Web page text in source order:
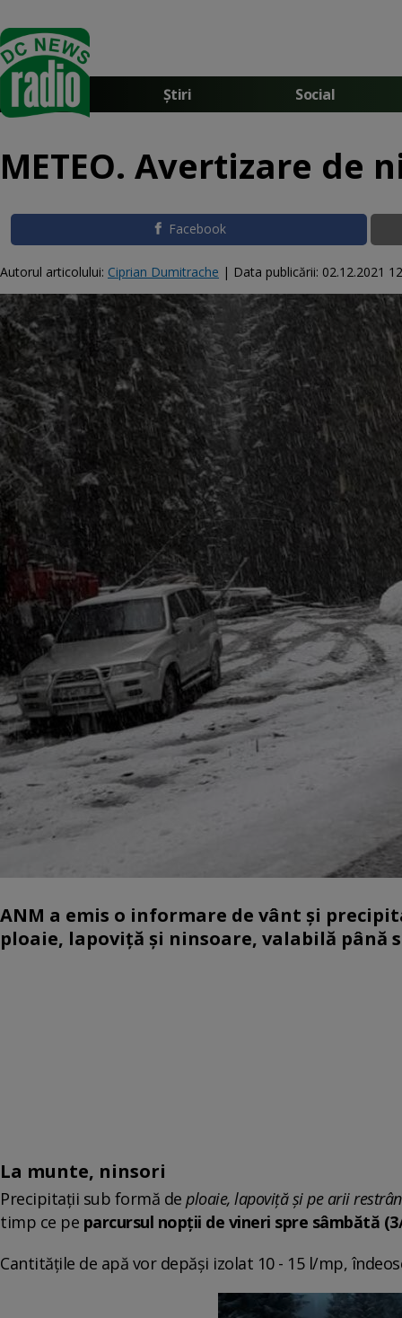
Știri Social
METEO. Avertizare de
Facebook
Autorul articolului: Ciprian Dumitrache | Data publicării: 02.12.2021
ANM a emis o informare de vânt şi
ploaie, lapoviţă şi ninsoare, valabilă
La munte, ninsori
Precipitaţii sub formă de ploaie, lapoviţă şi pe arii
timp ce pe parcursul nopţii de vineri spre sâmbătă
Cantităţile de apă vor depăşi izolat 10 - 15 l/mp,